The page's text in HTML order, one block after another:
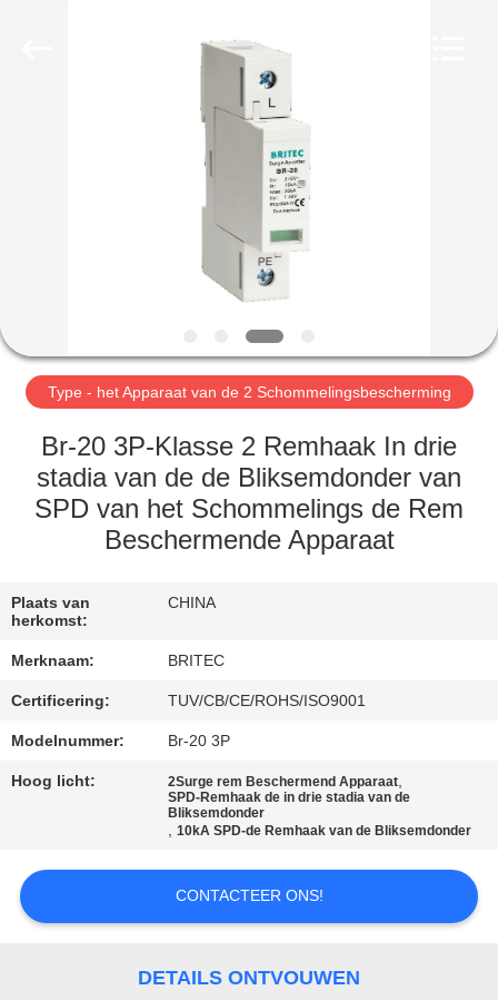
FABRIEKSREIS
KWALITEITSCONTROLE
CONTACTEER
NIEUWS
GEVALLEN
VR
SITEMAP
PRIVACYBELEID
Type - het Apparaat van de 2 Schommelingsbescherming
Br-20 3P-Klasse 2 Remhaak In drie
stadia van de de Bliksemdonder van
SPD van het Schommelings de Rem
Beschermende Apparaat
Plaats van
herkomst:
CHINA
Merknaam: BRITEC
Certificering: TUV/CB/CE/ROHS/ISO9001
Modelnummer: Br-20 3P
Hoog licht: 2Surge rem Beschermend Apparaat,
SPD-Remhaak de in drie stadia van de
Bliksemdonder
,10kA SPD-de Remhaak van de Bliksemdonder
CONTACTEER ONS!
DETAILS ONTVOUWEN